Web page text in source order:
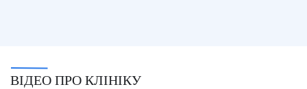
ВІДЕО ПРО КЛІНІКУ